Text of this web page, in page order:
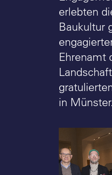
erlebten
Baukultur
Ehrenamt
in Münster.
(v.l.n.r.)